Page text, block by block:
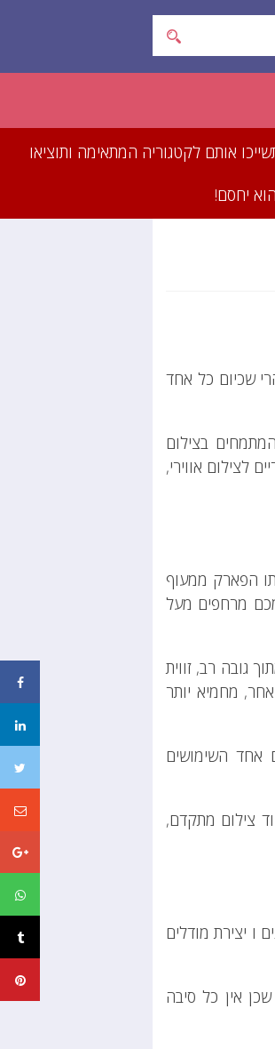
תשייכו אותם לקטגוריה המתאימה ותוציאו
יחסם!
שכיום כל אחד
בצילום
לצילום אווירי,
הפארק ממעוף
מרחפים מעל
גובה רב, זווית
מחמיא יותר
אחד השימושים
צילום מתקדם,
ו יצירת מודלים
אין כל סיבה